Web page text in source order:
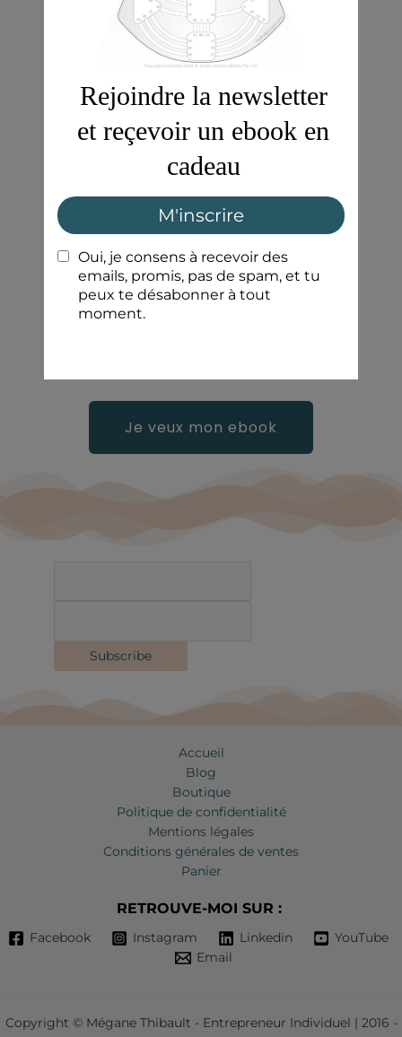
Envie de découvrir les
bases du Human Design
?
Télécharge ton ebook
« Le guide du Human
Design »
Je veux mon ebook
Subscribe
Accueil
Blog
Boutique
Politique de confidentialité
Mentions légales
Conditions générales de ventes
Panier
RETROUVE-MOI SUR :
Facebook Instagram Linkedin
YouTube
Email
Copyright © Mégane Thibault - Entrepreneur Individuel | 2016 -